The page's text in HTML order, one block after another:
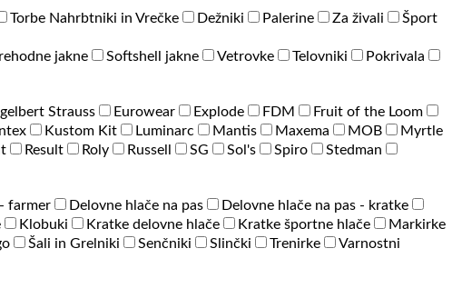
Torbe Nahrbtniki in Vrečke Dežniki Palerine Za živali
Šport
jakne Softshell jakne Vetrovke Telovniki
Pokrivala
Strauss Eurowear Explode FDM
Fruit of the Loom
Kustom Kit Luminarc Mantis Maxema MOB
Myrtle
Result Roly Russell SG Sol's Spiro
Stedman
farmer Delovne hlače na pas
Delovne hlače na pas - kratke
Klobuki Kratke delovne hlače Kratke športne hlače
Markirke
Šali in Grelniki Senčniki Slinčki Trenirke
Varnostni